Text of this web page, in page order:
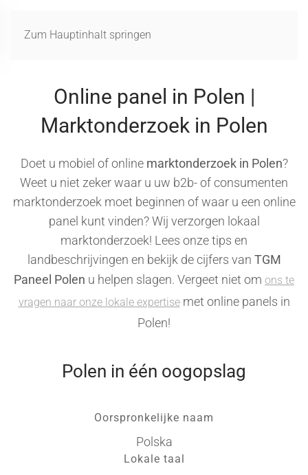
Zum Hauptinhalt springen
Online panel in Polen |
Marktonderzoek in Polen
Doet u mobiel of online marktonderzoek in Polen?
Weet u niet zeker waar u uw b2b- of consumenten
marktonderzoek moet beginnen of waar u een online
panel kunt vinden? Wij verzorgen lokaal
marktonderzoek! Lees onze tips en
landbeschrijvingen en bekijk de cijfers van TGM
Paneel Polen u helpen slagen. Vergeet niet om ons te
vragen naar onze lokale expertisemet online panels in
Polen!
Polen in één oogopslag
Oorspronkelijke naam
Polska
Lokale taal